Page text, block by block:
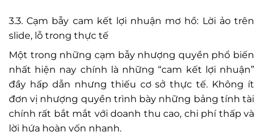
3.3. Cạm bẫy cam kết lợi nhuận mơ hồ: Lời ảo trên
slide, lỗ trong thực tế
Một trong những cạm bẫy nhượng quyền phổ biến
nhất hiện nay chính là những “cam kết lợi nhuận”
đầy hấp dẫn nhưng thiếu cơ sở thực tế. Không ít
đơn vị nhượng quyền trình bày những bảng tính tài
chính rất bắt mắt với doanh thu cao, chi phí thấp và
lời hứa hoàn vốn nhanh.